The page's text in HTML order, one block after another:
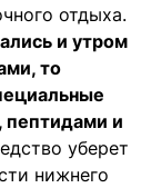
отдыха.
и утром
то
пептидами и
уберет
нижнего